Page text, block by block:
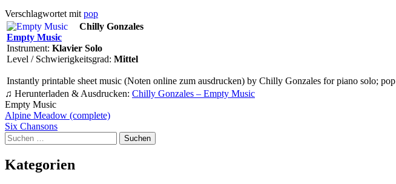
Verschlagwortet mit pop
Chilly Gonzales
Empty Music
Instrument: Klavier Solo
Level / Schwierigkeitsgrad: Mittel
Instantly printable sheet music (Noten online zum ausdrucken) by Chilly Gonzales for piano solo; pop
♫ Herunterladen & Ausdrucken: Chilly Gonzales – Empty Music
Empty Music
Beitragsnavigation
Alpine Meadow (complete)
Six Chansons
Suchen
nach:
Kategorien